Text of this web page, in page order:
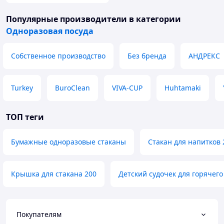
Популярные производители в категории
Одноразовая посуда
Собственное производство Без бренда АНДРЕКС
Turkey BuroClean VIVA-CUP Huhtamaki
ТОП теги
Бумажные одноразовые стаканы Стакан для
Крышка для стакана 200 Детский судочек для
Покупателям